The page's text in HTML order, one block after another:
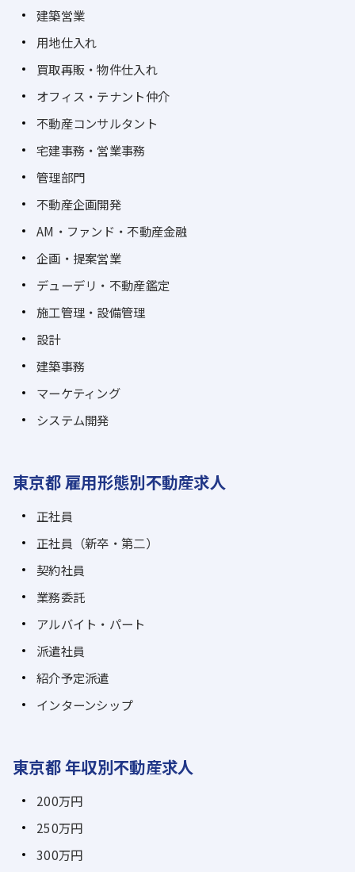
建築営業
用地仕入れ
買取再販・物件仕入れ
オフィス・テナント仲介
不動産コンサルタント
宅建事務・営業事務
管理部門
不動産企画開発
AM・ファンド・不動産金融
企画・提案営業
デューデリ・不動産鑑定
施工管理・設備管理
設計
建築事務
マーケティング
システム開発
東京都 雇用形態別不動産求人
正社員
正社員（新卒・第二）
契約社員
業務委託
アルバイト・パート
派遣社員
紹介予定派遣
インターンシップ
東京都 年収別不動産求人
200万円
250万円
300万円